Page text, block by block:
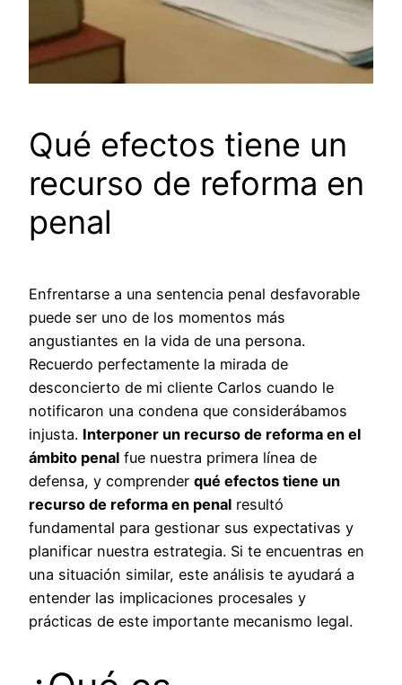
Qué efectos tiene un
recurso de reforma en
penal
Enfrentarse a una sentencia penal desfavorable
puede ser uno de los momentos más
angustiantes en la vida de una persona.
Recuerdo perfectamente la mirada de
desconcierto de mi cliente Carlos cuando le
notificaron una condena que considerábamos
injusta. Interponer un recurso de reforma en el
ámbito penal fue nuestra primera línea de
defensa, y comprender qué efectos tiene un
recurso de reforma en penal resultó
fundamental para gestionar sus expectativas y
planificar nuestra estrategia. Si te encuentras en
una situación similar, este análisis te ayudará a
entender las implicaciones procesales y
prácticas de este importante mecanismo legal.